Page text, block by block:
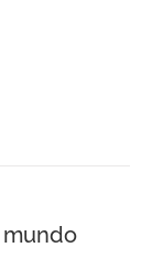
mundo